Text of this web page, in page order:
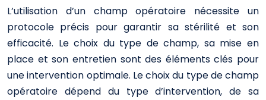
L’utilisation d’un champ opératoire nécessite un
protocole précis pour garantir sa stérilité et son
efficacité. Le choix du type de champ, sa mise en
place et son entretien sont des éléments clés pour
une intervention optimale. Le choix du type de champ
opératoire dépend du type d’intervention, de sa